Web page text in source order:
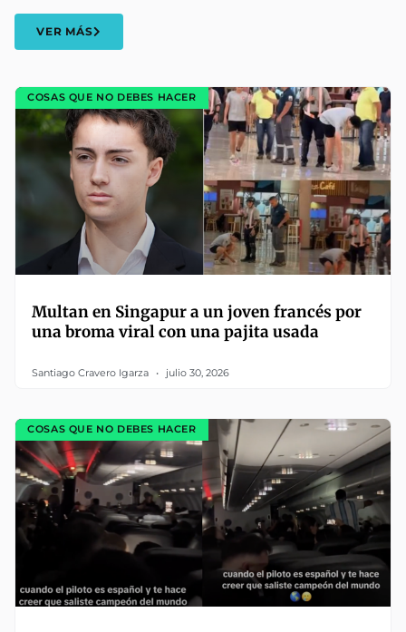
VER MÁS
COSAS QUE NO DEBES HACER
Multan en Singapur a un joven francés por
una broma viral con una pajita usada
Santiago Cravero Igarza julio 30, 2026
COSAS QUE NO DEBES HACER